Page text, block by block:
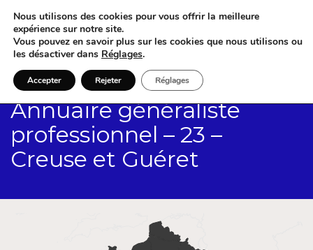
Annuaire généraliste
professionnel – 23 –
Creuse et Guéret
Nous utilisons des cookies pour vous offrir la meilleure
expérience sur notre site.
Vous pouvez en savoir plus sur les cookies que nous utilisons ou
les désactiver dans Réglages.
Accepter Rejeter Réglages